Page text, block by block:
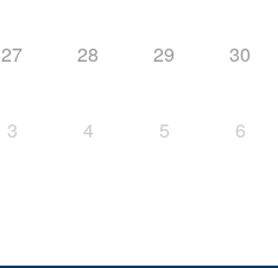
27 28 29 30
3 4 5 6